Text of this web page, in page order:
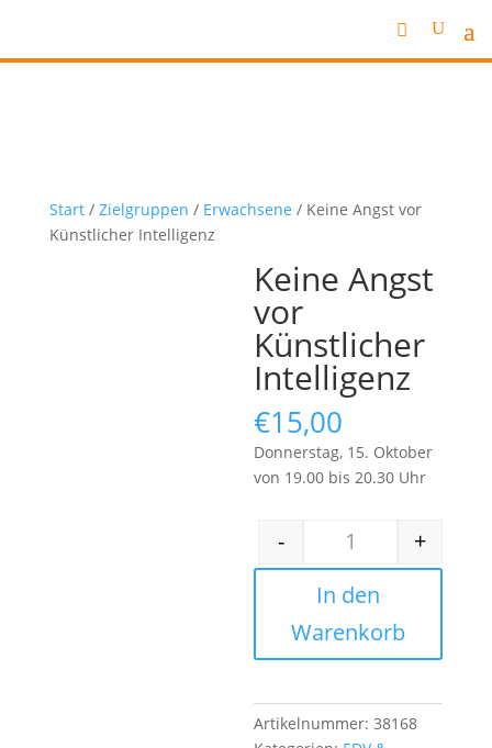
Start/ Zielgruppen / Erwachsene / Keine Angst vor
Künstlicher Intelligenz
Keine Angst
vor
Künstlicher
Intelligenz
€15,00
Donnerstag, 15. Oktober
von 19.00 bis 20.30 Uhr
Keine Angst vor
-
+
In den
Warenkorb
Artikelnummer:38168